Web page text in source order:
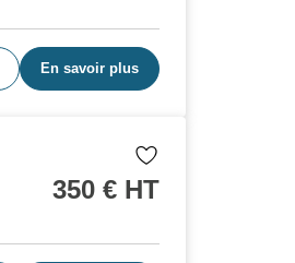
En savoir plus
350 € HT